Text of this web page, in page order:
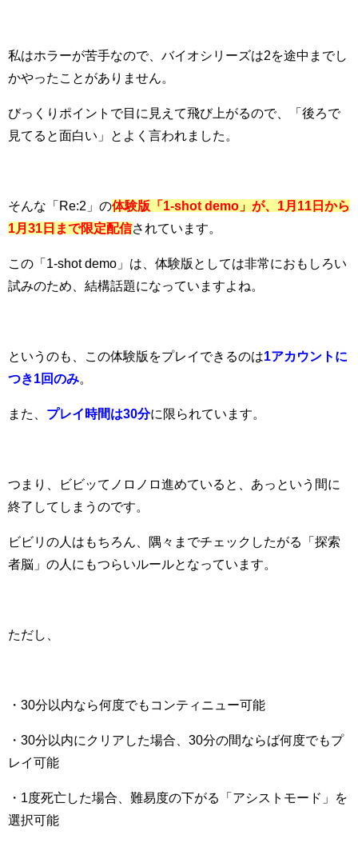
私はホラーが苦手なので、バイオシリーズは2を途中までし
かやったことがありません。
びっくりポイントで目に見えて飛び上がるので、「後ろで
見てると面白い」とよく言われました。
そんな「Re:2」の体験版「1-shot demo」が、1月11日から
1月31日まで限定配信されています。
この「1-shot demo」は、体験版としては非常におもしろい
試みのため、結構話題になっていますよね。
というのも、この体験版をプレイできるのは1アカウントに
つき1回のみ
また、 プレイ時間は30分に限られています。
つまり、ビビッてノロノロ進めていると、あっという間に
終了してしまうのです。
ビビリの人はもちろん、隅々までチェックしたがる「探索
者脳」の人にもつらいルールとなっています。
ただし、
・30分以内なら何度でもコンティニュー可能
・30分以内にクリアした場合、30分の間ならば何度でもプ
レイ可能
・1度死亡した場合、難易度の下がる「アシストモード」を
選択可能